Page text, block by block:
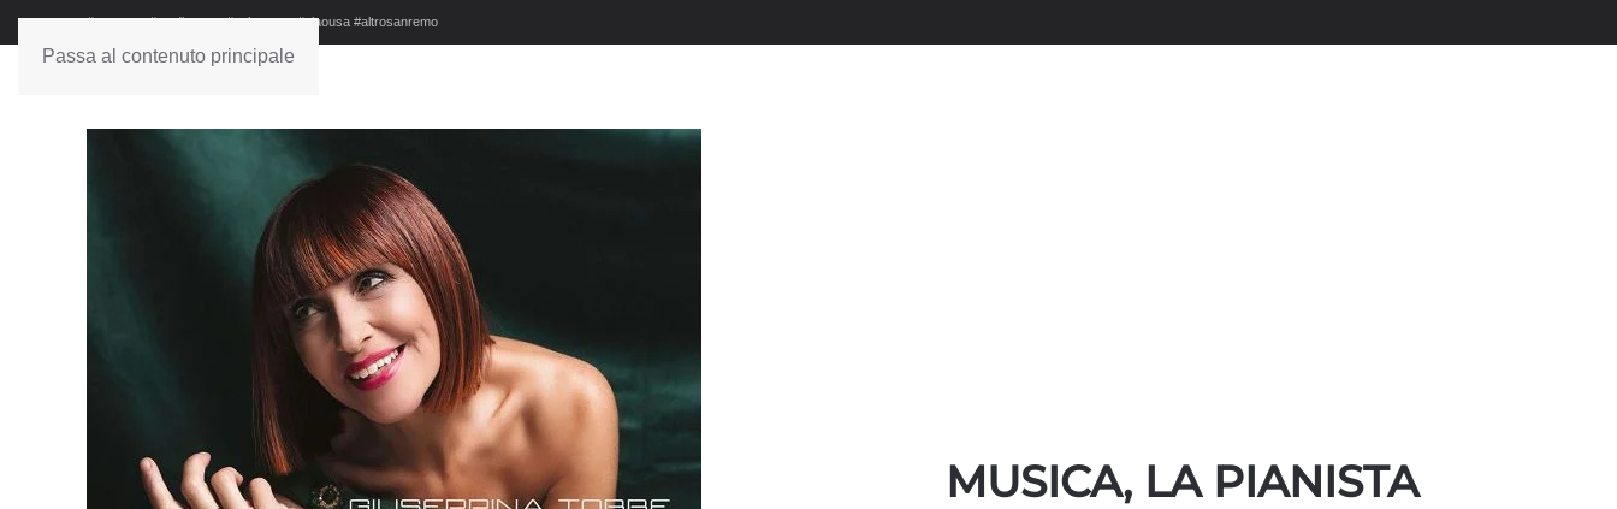
Passa al contenuto principale
#sanremo #studionews #askanews #ciaousa #altrosanremo
MUSICA, LA PIANISTA